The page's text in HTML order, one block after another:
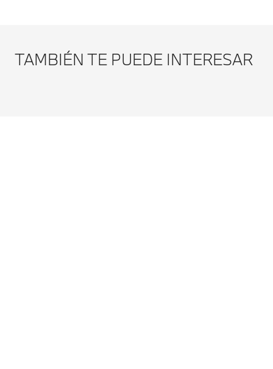
C A Conector Usb-A
TAMBIÉN TE PUEDE INTERESAR